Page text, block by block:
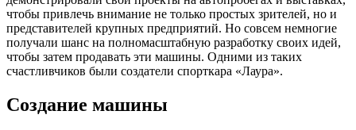
чтобы привлечь внимание не только простых зрителей, но и
представителей крупных предприятий. Но совсем немногие
получали шанс на полномасштабную разработку своих идей,
чтобы затем продавать эти машины. Одними из таких
счастливчиков были создатели спорткара «Лаура».
Создание машины